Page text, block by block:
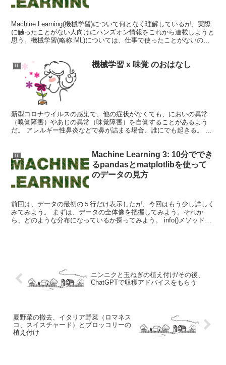
Machine Learning(機械学習)について何となく理解しているが、実際
に触ったことがない人向けにハンズオン情報をこれから連載しようと
思う。機械学習(略称:ML)については、仕事で使ったことがないので
IT 機械学習 x 味覚 のおはなし
新型コロナウイルスの感染で、他の症状がなくても、においの異常
（嗅覚障害）やあじの異常（味覚障害）を自覚することがあるよう
だ。 アレルギー性鼻炎などで鼻が詰まる場合、誰にでも起きる。 こ
IT
Machine Learning 3: 10分ででき
るpandasとmatplotlibを使って
のデータの見方
前回は、データの最初の５行だけ表示したが、今回はもう少し詳しく
みてみよう。 まずは、データの全体像を把握してみよう。それか
ら、どのような分布になっているか探ってみよう。 info()メソッド
ニンニクと玉ねぎの植え付け/その後、
ChatGPTで収穫アドバイスをもらう
夏野菜の撤去、イタリア野菜（ロマネス
コ、スイスチャード）とブロッコリーの
植え付け